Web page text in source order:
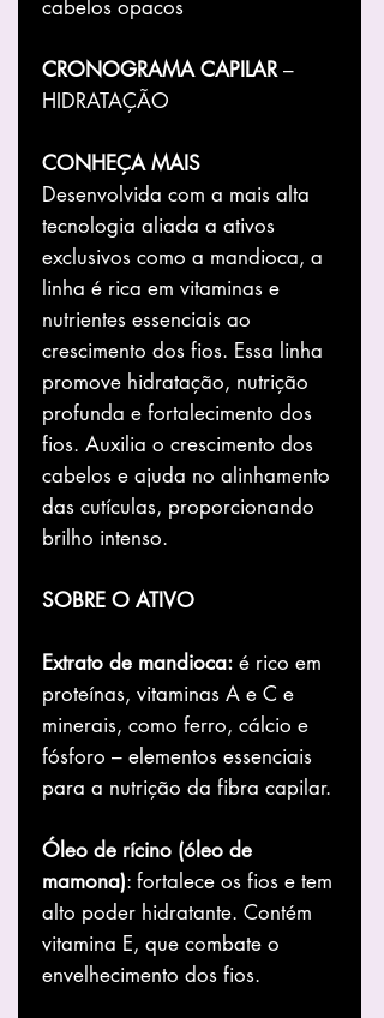
cabelos opacos
CRONOGRAMA CAPILAR–
HIDRATAÇÃO
CONHEÇA MAIS
Desenvolvida com a mais alta
tecnologia aliada a ativos
exclusivos como a mandioca, a
linha é rica em vitaminas e
nutrientes essenciais ao
crescimento dos fios. Essa linha
promove hidratação, nutrição
profunda e fortalecimento dos
fios. Auxilia o crescimento dos
cabelos e ajuda no alinhamento
das cutículas, proporcionando
brilho intenso.
SOBRE O ATIVO
Extrato de mandioca: é rico em
proteínas, vitaminas A e C e
minerais, como ferro, cálcio e
fósforo – elementos essenciais
para a nutrição da fibra capilar.
Óleo de rícino (óleo de
mamona): fortalece os fios e tem
alto poder hidratante. Contém
vitamina E, que combate o
envelhecimento dos fios.